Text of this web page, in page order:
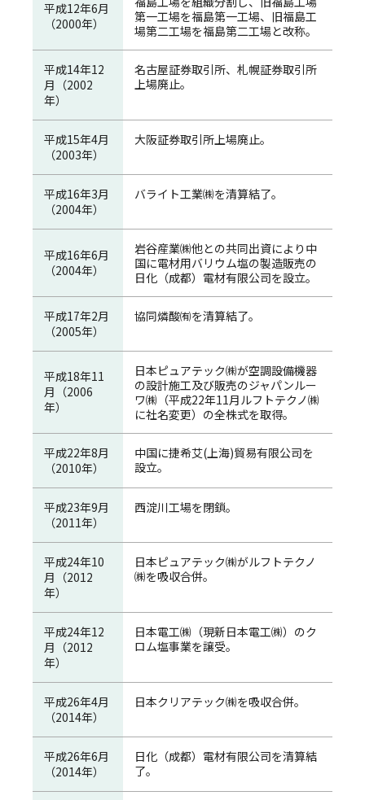
平成12年6月
（2000年）
第一工場を福島第一工場、旧福島工
場第二工場を福島第二工場と改称。
平成14年12
月（2002
年）
名古屋証券取引所、札幌証券取引所
上場廃止。
平成15年4月
（2003年）
大阪証券取引所上場廃止。
平成16年3月
（2004年）
バライト工業㈱を清算結了。
平成16年6月
（2004年）
岩谷産業㈱他との共同出資により中
国に電材用バリウム塩の製造販売の
日化（成都）電材有限公司を設立。
平成17年2月
（2005年）
協同燐酸㈲を清算結了。
平成18年11
月（2006
年）
日本ピュアテック㈱が空調設備機器
の設計施工及び販売のジャパンルー
ワ㈱（平成22年11月ルフトテクノ㈱
に社名変更）の全株式を取得。
平成22年8月
（2010年）
中国に捷希艾(上海)貿易有限公司を
設立。
平成23年9月
（2011年）
西淀川工場を閉鎖。
平成24年10
月（2012
年）
日本ピュアテック㈱がルフトテクノ
㈱を吸収合併。
平成24年12
月（2012
年）
日本電工㈱（現新日本電工㈱）のク
ロム塩事業を譲受。
平成26年4月
（2014年）
日本クリアテック㈱を吸収合併。
平成26年6月
（2014年）
日化（成都）電材有限公司を清算結
了。